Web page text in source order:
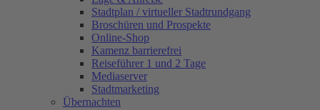
Stadtplan / virtueller Stadtrundgang
Broschüren und Prospekte
Online-Shop
Kamenz barrierefrei
Reiseführer 1 und 2 Tage
Mediaserver
Stadtmarketing
Übernachten